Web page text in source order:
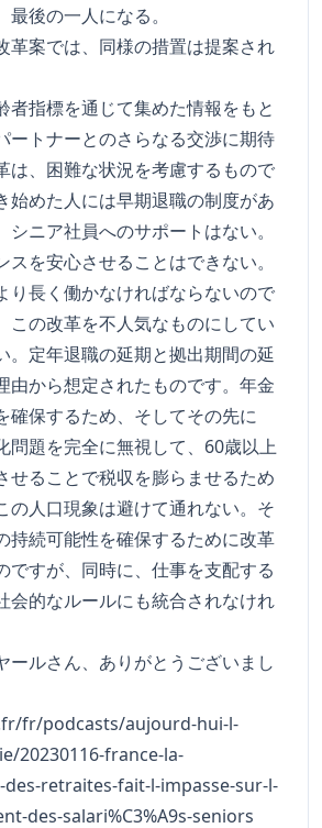
後の一人になる。
革案では、同様の措置は提案され
者指標を通じて集めた情報をもと
ートナーとのさらなる交渉に期待
は、困難な状況を考慮するもので
始めた人には早期退職の制度があ
シニア社員へのサポートはない。
スを安心させることはできない。
り長く働かなければならないので
この改革を不人気なものにしてい
。定年退職の延期と拠出期間の延
由から想定されたものです。年金
確保するため、そしてその先に
問題を完全に無視して、60歳以上
せることで税収を膨らませるため
の人口現象は避けて通れない。そ
持続可能性を確保するために改革
ですが、同時に、仕事を支配する
会的なルールにも統合されなけれ
ールさん、ありがとうございまし
fr/podcasts/aujourd-hui-l-
20230116-france-la-
des-retraites-fait-l-impasse-sur-l-
des-salari%C3%A9s-seniors